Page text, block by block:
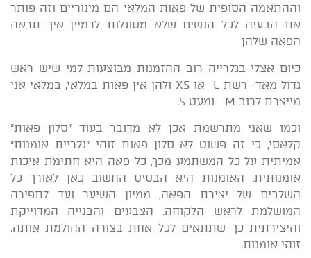
וההתאמה הסופית של פאות המלאי הם מינוריים וזה פותר
את הבעיה לכל הנשים שלא מסוגלות לדמיין איך תראה
הפאה שלהן
כיום אצלי בגלרייה רוב ההזמנות מבוצעות למי שיש ראש
גדול מאד- רשת L או XS ולהן אין פאות במלאי, במלאי אני
מייצרת לרוב M ומעט S.
וכמו שאני מתרשמת אכן לא מדובר בעוד "סלון פאות"
קלאסי, כי זה פשוט לא סלון פאות זוהי "גלריית אומנות"
אמיתית על כל המשתמע מכך, כל פאה היא חתימת איכות
אומנותית. האומנות היא הבסיס החשוב כאן לאורך כל
השלבים של יצירת הפאה, ממיון השיער ועד לתפירה
המושלמת לראש הלקוחה. הצבעים והבנייה המדוייקת
והיצירתית כך שתתאים לכל אחת בצורה ההולמת אותה.
זוהי אומנות.